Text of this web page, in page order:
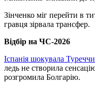
Зінченко міг перейти в
гравця зірвала трансфер.
Відбір на ЧС-2026
Іспанія шокувала
ледь не створила
розгромила Болгарію.